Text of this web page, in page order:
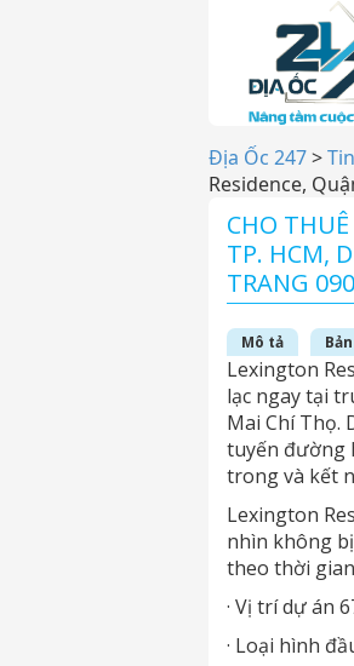
Địa Ốc 247>
Residence,
CHO
TP. HCM,
TRANG
Mô tả
Lexington
lạc ngay tại
Mai Chí Thọ.
tuyến đường
trong và kết
Lexington
nhìn không
theo thời
· Vị trí dự án
· Loại hình